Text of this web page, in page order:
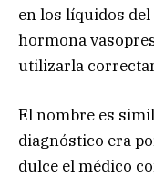
en los líquidos
hormona
utilizarla
El nombre es
diagnóstico era
dulce el médico